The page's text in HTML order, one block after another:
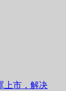
上市，解决